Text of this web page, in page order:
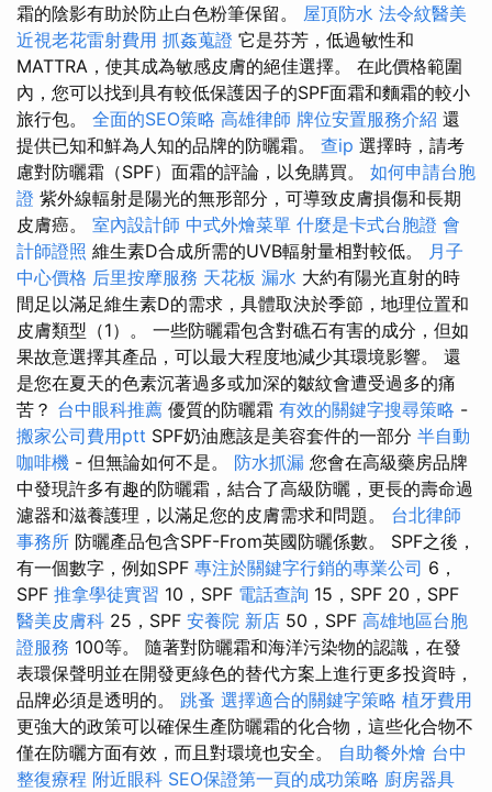
霜的陰影有助於防止白色粉筆保留。 屋頂防水 法令紋醫美
近視老花雷射費用 抓姦蒐證 它是芬芳，低過敏性和
MATTRA，使其成為敏感皮膚的絕佳選擇。 在此價格範圍
內，您可以找到具有較低保護因子的SPF面霜和麵霜的較小
旅行包。 全面的SEO策略 高雄律師 牌位安置服務介紹 還
提供已知和鮮為人知的品牌的防曬霜。 查ip 選擇時，請考
慮對防曬霜（SPF）面霜的評論，以免購買。 如何申請台胞
證 紫外線輻射是陽光的無形部分，可導致皮膚損傷和長期
皮膚癌。 室內設計師 中式外燴菜單 什麼是卡式台胞證 會
計師證照 維生素D合成所需的UVB輻射量相對較低。
月子
中心價格 后里按摩服務 天花板 漏水 大約有陽光直射的時
間足以滿足維生素D的需求，具體取決於季節，地理位置和
皮膚類型（1）。 一些防曬霜包含對礁石有害的成分，但如
果故意選擇其產品，可以最大程度地減少其環境影響。 還
是您在夏天的色素沉著過多或加深的皺紋會遭受過多的痛
苦？ 台中眼科推薦 優質的防曬霜 有效的關鍵字搜尋策略 -
搬家公司費用ptt SPF奶油應該是美容套件的一部分 半自動
咖啡機 - 但無論如何不是。 防水抓漏 您會在高級藥房品牌
中發現許多有趣的防曬霜，結合了高級防曬，更長的壽命過
濾器和滋養護理，以滿足您的皮膚需求和問題。 台北律師
事務所 防曬產品包含SPF-From英國防曬係數。 SPF之後，
有一個數字，例如SPF 專注於關鍵字行銷的專業公司 6，
SPF 推拿學徒實習 10，SPF 電話查詢 15，SPF 20，SPF
醫美皮膚科 25，SPF 安養院 新店 50，SPF 高雄地區台胞
證服務 100等。 隨著對防曬霜和海洋污染物的認識，在發
表環保聲明並在開發更綠色的替代方案上進行更多投資時，
品牌必須是透明的。 跳蚤 選擇適合的關鍵字策略 植牙費用
更強大的政策可以確保生產防曬霜的化合物，這些化合物不
僅在防曬方面有效，而且對環境也安全。 自助餐外燴 台中
整復療程 附近眼科 SEO保證第一頁的成功策略 廚房器具